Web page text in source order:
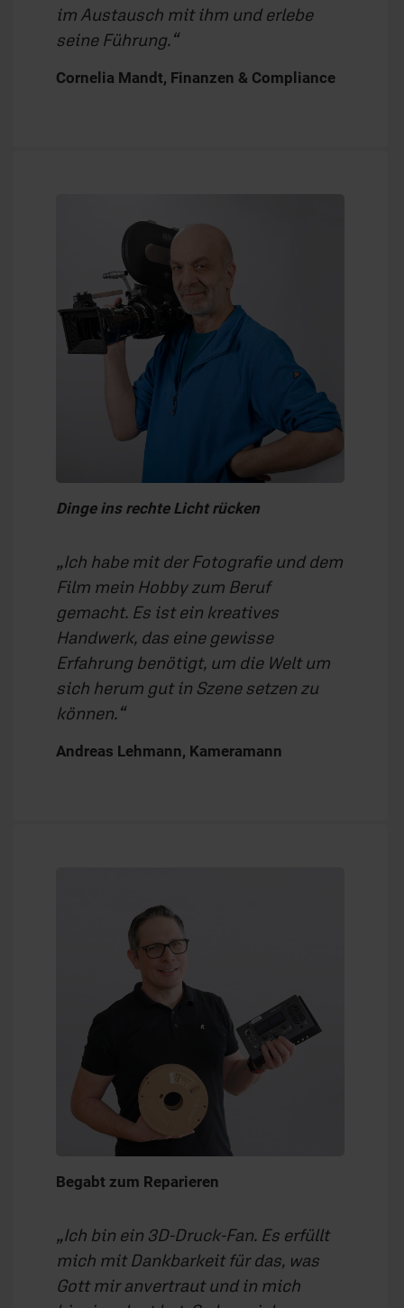
im Austausch mit ihm und erlebe
seine Führung.
Cornelia Mandt, Finanzen & Compliance
Dinge ins rechte Licht rücken
Ich habe mit der Fotografie und dem
Film mein Hobby zum Beruf
gemacht. Es ist ein kreatives
Handwerk, das eine gewisse
Erfahrung benötigt, um die Welt um
sich herum gut in Szene setzen zu
können.
Andreas Lehmann, Kameramann
Begabt zum Reparieren
Ich bin ein 3D-Druck-Fan. Es erfüllt
mich mit Dankbarkeit für das, was
Gott mir anvertraut und in mich